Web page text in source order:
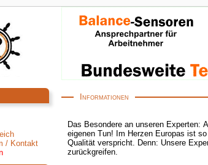
/ Kontakt
Informationen
Das Besondere an unseren Experten: Alle
eigenen Tun! Im Herzen Europas ist
Qualität verspricht. Denn: Unsere
zurückgreifen.